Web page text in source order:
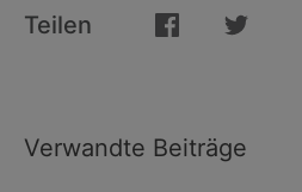
Teilen
Verwandte Beiträge